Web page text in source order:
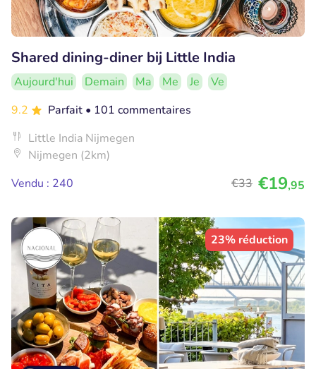
Shared dining-diner bij Little India
Aujourd'hui Demain Ma Me Je
Ve
9.2
Parfait • 101 commentaires
Little India Nijmegen
Nijmegen (2km)
Vendu : 240
€33 €19,95
23% réduction